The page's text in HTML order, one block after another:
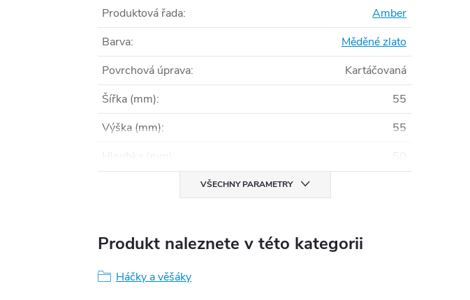
Produktová řada:
Amber
Barva:
Měděné zlato
Povrchová úprava:
Kartáčovaná
Šířka (mm):
55
Výška (mm):
55
VŠECHNY PARAMETRY
Produkt naleznete v této kategorii
Háčky a věšáky